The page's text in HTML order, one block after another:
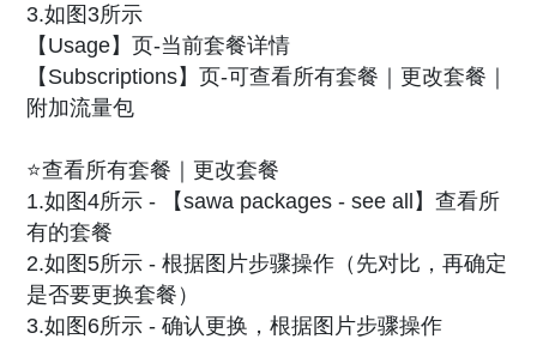
3.如图3所示
【Usage】页-当前套餐详情
【Subscriptions】页-可查看所有套餐｜更改套餐｜
附加流量包
⭐️查看所有套餐｜更改套餐
1.如图4所示 - 【sawa packages - see all】查看所
有的套餐
2.如图5所示 - 根据图片步骤操作（先对比，再确定
是否要更换套餐）
3.如图6所示 - 确认更换，根据图片步骤操作